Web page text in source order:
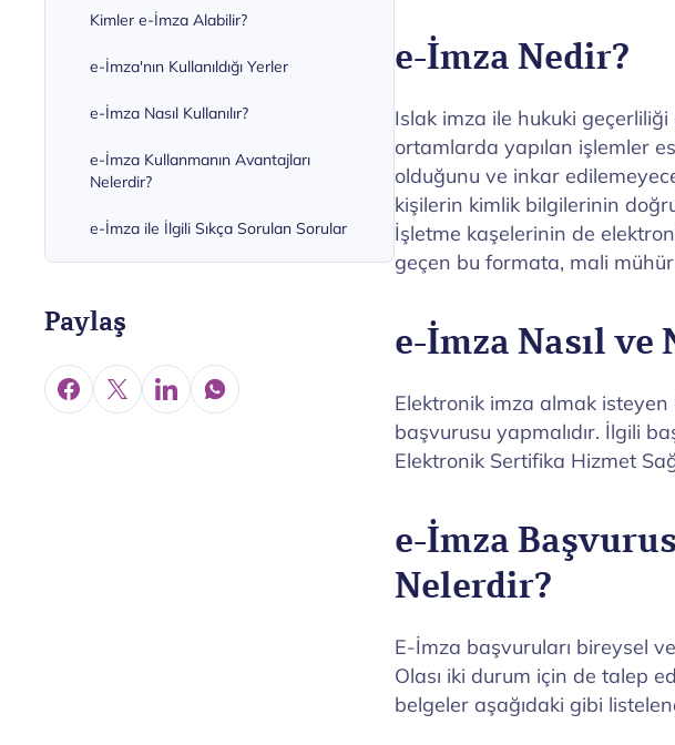
Kimler e-İmza Alabilir?
e-İmza'nın Kullanıldığı Yerler
e-İmza Nasıl Kullanılır?
e-İmza Kullanmanın Avantajları
Nelerdir?
e-İmza ile İlgili Sıkça Sorulan Sorular
Paylaş
e-İmza Nedir?
Islak imza ile hukuki
ortamlarda yapılan işlemler
olduğunu ve inkar
kişilerin kimlik bilgilerinin
İşletme kaşelerinin de
geçen bu formata, mali
e-İmza Nasıl ve
Elektronik imza almak
başvurusu yapmalıdır. İlgili
Elektronik Sertifika Hizmet
e-İmza
Nelerdir?
E-İmza başvuruları bireysel
Olası iki durum için de talep
belgeler aşağıdaki gibi